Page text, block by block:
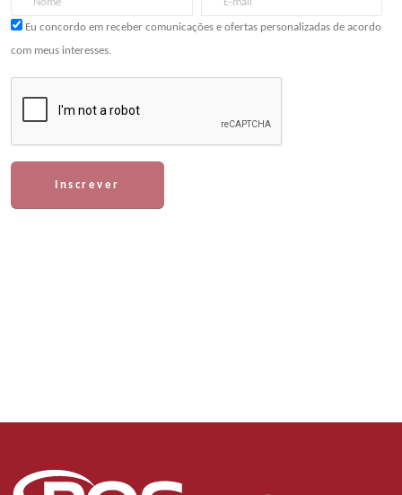
Eu concordo em receber comunicações e ofertas personalizadas de acordo
com meus interesses.
Inscrever